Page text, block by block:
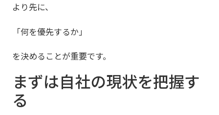
より先に、
「何を優先するか」
を決めることが重要です。
まずは自社の現状を把握す
る